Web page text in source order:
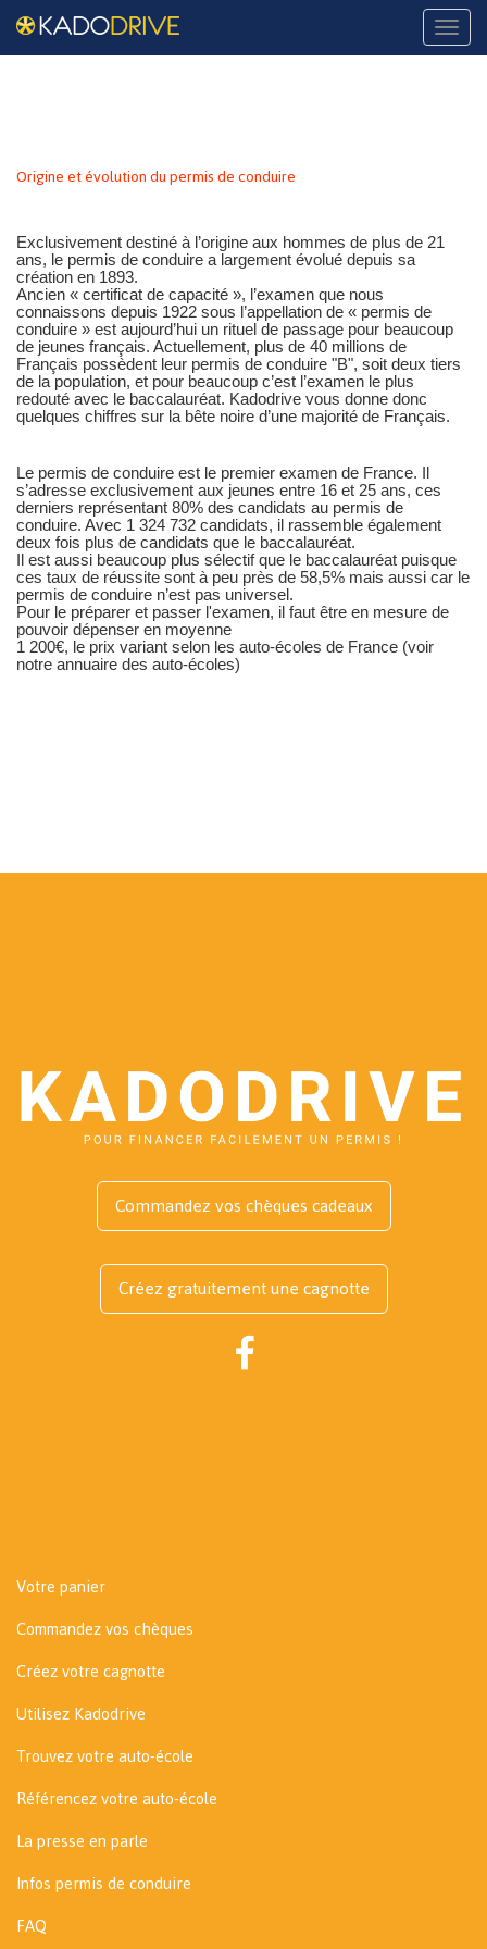
Origine et évolution du permis de conduire
Exclusivement destiné à l’origine aux hommes de plus de 21
ans, le permis de conduire a largement évolué depuis sa
création en 1893.
Ancien « certificat de capacité », l’examen que nous
connaissons depuis 1922 sous l’appellation de « permis de
conduire » est aujourd’hui un rituel de passage pour beaucoup
de jeunes français. Actuellement, plus de 40 millions de
Français possèdent leur permis de conduire "B", soit deux tiers
de la population, et pour beaucoup c’est l’examen le plus
redouté avec le baccalauréat. Kadodrive vous donne donc
quelques chiffres sur la bête noire d’une majorité de Français.
Le permis de conduire est le premier examen de France. Il
s’adresse exclusivement aux jeunes entre 16 et 25 ans, ces
derniers représentant 80% des candidats au permis de
conduire. Avec 1 324 732 candidats, il rassemble également
deux fois plus de candidats que le baccalauréat.
Il est aussi beaucoup plus sélectif que le baccalauréat puisque
ces taux de réussite sont à peu près de 58,5% mais aussi car le
permis de conduire n’est pas universel.
Pour le préparer et passer l'examen, il faut être en mesure de
pouvoir dépenser en moyenne
1 200€, le prix variant selon les auto-écoles de France (voir
notre annuaire des auto-écoles)
Commandez vos chèques cadeaux
Créez gratuitement une cagnotte
Votre panier
Commandez vos chèques
Créez votre cagnotte
Utilisez Kadodrive
Trouvez votre auto-école
Référencez votre auto-école
La presse en parle
Infos permis de conduire
FAQ